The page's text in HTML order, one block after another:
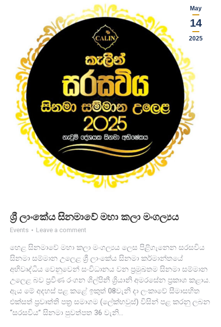
May
14
2025
ශ්‍රී ලාංකේය සිනමාවේ මහා කලා මංගල්‍යය
Events Leave a comment
හෙළ සිනමාවේ මහා කලා මංගල්‍යය ලෙස පිළිගැනෙන සරසවිය
සිනමා සම්මාන උලෙළ ශ්‍රී ලාංකේය සිනමා කර්මාන්තයේ
අභිවෘද්ධිය වෙනුවෙන් සංවිධානය වන ප්‍රමුඛතම සිනමා සම්මාන
උලෙළ බව ප්‍රවීණ රංගන ශිල්පිනී ශ්‍රියානි අමරසේන ප්‍රකාශ කළාය.
ඇය මේ අදහස් පළ කළේ ඉකුත් 08වැනි දා ලංකාවේ සීමාසහිත
එක්සත් ප්‍රවෘත්ති පත්‍ර සමාගම (ලේක්හවුස්) විසින් පළ කරනු ලබන
“සරසවිය” සිනමා පුවත්පත 36 වැනි…